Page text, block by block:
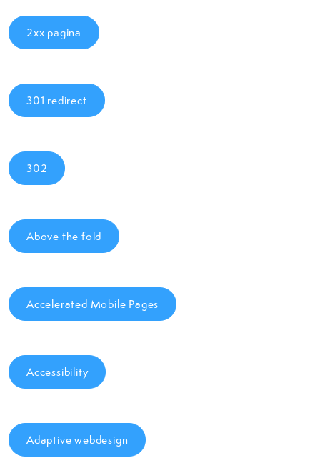
2xx pagina
301 redirect
302
Above the fold
Accelerated Mobile Pages
Accessibility
Adaptive webdesign